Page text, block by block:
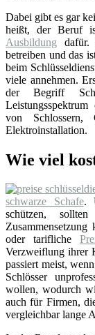
Dabei gibt es gar
heißt, der Beruf
Ausbildung dafür.
betreiben und das
beim
viele annehmen.
der Begriff
von Schlossern,
Elektroinstallation.
Wie viel
schwarze Schafe.
schützen,
oder tarifliche
Verzweiflung ihrer
passiert meist,
Schlösser
wollen, wodurch
auch für Firmen,
vergleichbar lange